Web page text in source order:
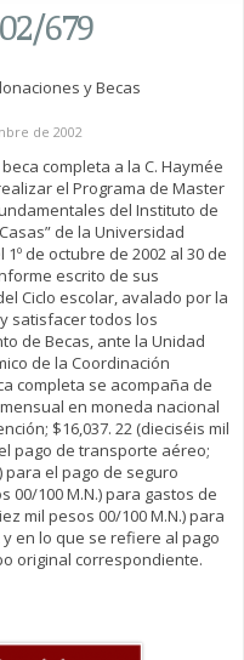
679
y Becas
de 2002
completa a la C. Haymée
el Programa de Master
del Instituto de
de la Universidad
de octubre de 2002 al 30 de
escrito de sus
Ciclo escolar, avalado por la
satisfacer todos los
de Becas, ante la Unidad
de la Coordinación
completa se acompaña de
en moneda nacional
$16,037. 22 (dieciséis mil
pago de transporte aéreo;
para el pago de seguro
00/100 M.N.) para gastos de
mil pesos 00/100 M.N.) para
en lo que se refiere al pago
original correspondiente.